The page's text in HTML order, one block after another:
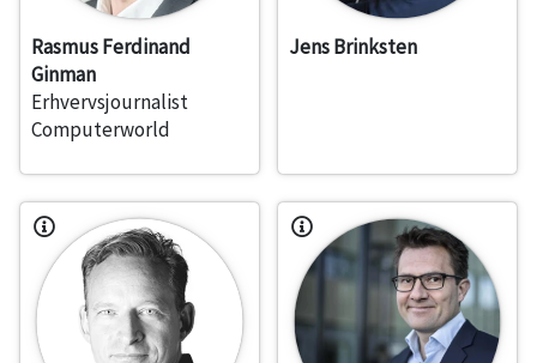
Rasmus Ferdinand
Ginman
Erhvervsjournalist
Computerworld
Jens Brinksten